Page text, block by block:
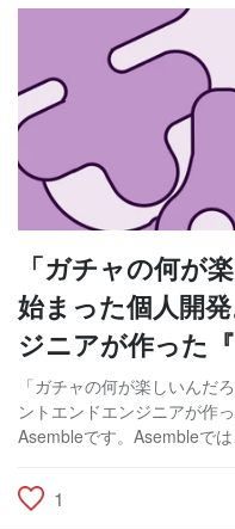
「ガチャの何が
始まった個人開
ジニアが作った
「ガチャの何が楽しいんだ
ントエンドエンジニアが作
Asembleです。Asembleで
1